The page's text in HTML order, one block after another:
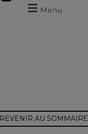
Menu
REVENIR AU SOMMAIRE